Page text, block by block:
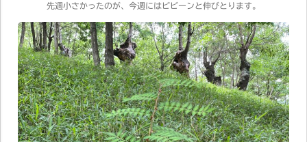
先週小さかったのが、今週にはビビーンと伸びとります。